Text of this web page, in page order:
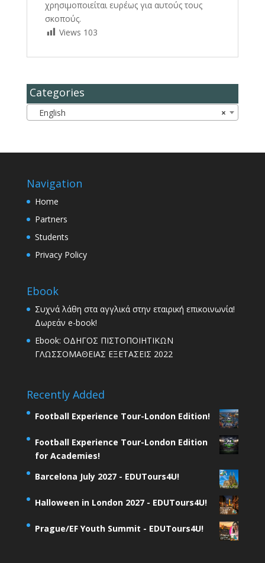
χρησιμοποιείται ευρέως για αυτούς τους
σκοπούς.
Views 103
Categories
×
English
Navigation
Home
Partners
Students
Privacy Policy
Ebook
Συχνά λάθη στα αγγλικά στην εταιρική επικοινωνία!
Δωρεάν e-book!
Ebook: ΟΔΗΓΟΣ ΠΙΣΤΟΠΟΙΗΤΙΚΩΝ
ΓΛΩΣΣΟΜΑΘΕΙΑΣ ΕΞΕΤΑΣΕΙΣ 2022
Recently Added
Football Experience Tour-London Edition!
Football Experience Tour-London Edition
for Academies!
Barcelona July 2027 - EDUTours4U!
Halloween in London 2027 - EDUTours4U!
Prague/EF Youth Summit - EDUTours4U!